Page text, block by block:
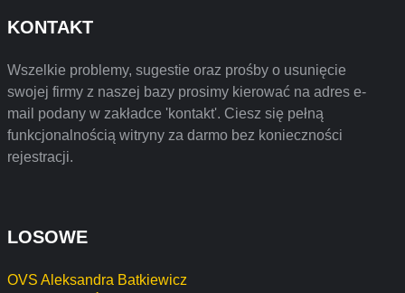
KONTAKT
Wszelkie problemy, sugestie oraz prośby o usunięcie
swojej firmy z naszej bazy prosimy kierować na adres e-
mail podany w zakładce 'kontakt'. Ciesz się pełną
funkcjonalnością witryny za darmo bez konieczności
rejestracji.
LOSOWE
OVS Aleksandra Batkiewicz